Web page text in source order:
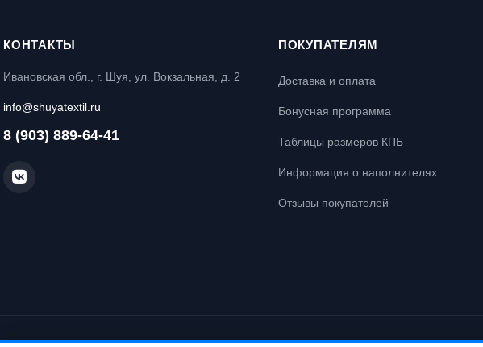
КОНТАКТЫ
Ивановская обл., г. Шуя, ул. Вокзальная, д. 2
info@shuyatextil.ru
8 (903) 889-64-41
ПОКУПАТЕЛЯМ
Доставка и оплата
Бонусная программа
Таблицы размеров КПБ
Информация о наполнителях
Отзывы покупателей